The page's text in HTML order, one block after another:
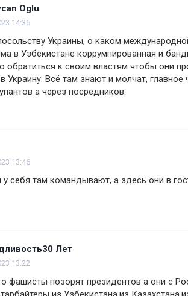
Oglu
14:36
Украины, о каком
в Узбекистане коррумпированная и
обратиться к своим властям чтобы они
Украину. Всё там знают и молчат, главное
а через посредников.
13:46
у себя там командывают, а здесь они в
Лет
13:22
фашисты позорят президентов а они с